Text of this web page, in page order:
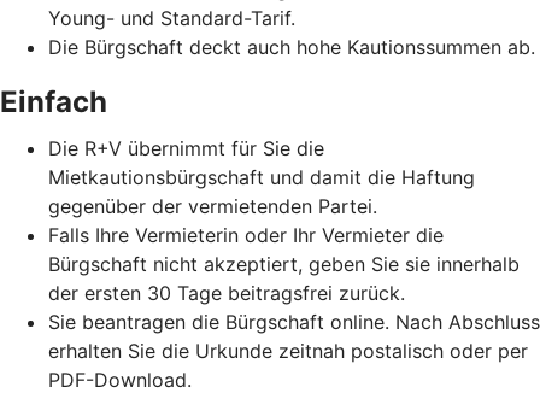
Young- und Standard-Tarif.
Die Bürgschaft deckt auch hohe Kautionssummen ab.
Einfach
Die R+V übernimmt für Sie die
Mietkautionsbürgschaft und damit die Haftung
gegenüber der vermietenden Partei.
Falls Ihre Vermieterin oder Ihr Vermieter die
Bürgschaft nicht akzeptiert, geben Sie sie innerhalb
der ersten 30 Tage beitragsfrei zurück.
Sie beantragen die Bürgschaft online. Nach Abschluss
erhalten Sie die Urkunde zeitnah postalisch oder per
PDF-Download.